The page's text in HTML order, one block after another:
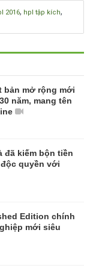
2016, hpl tập kích,
bản mở rộng mới
năm, mang tên
đã kiếm bộn tiền
quyền với
Edition chính
mới siêu